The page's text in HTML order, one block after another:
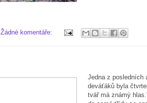
Žádné komentáře:
Jedna z posledních
deváťáků byla
tvář má známý